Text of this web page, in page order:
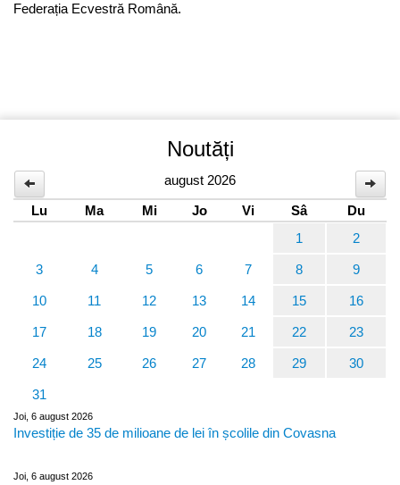
Federația Ecvestră Română.
Noutăți
august 2026
Lu
Ma Mi Jo Vi Sâ
Du
1
2
3 4 5 6 7 8 9
10 11 12 13 14 15 16
17 18 19 20 21 22 23
24 25 26 27 28 29 30
31
Joi, 6 august 2026
Investiție de 35 de milioane de lei în școlile din Covasna
Joi, 6 august 2026